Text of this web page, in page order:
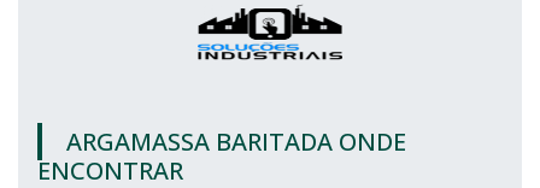
ARGAMASSA BARITADA ONDE
ENCONTRAR